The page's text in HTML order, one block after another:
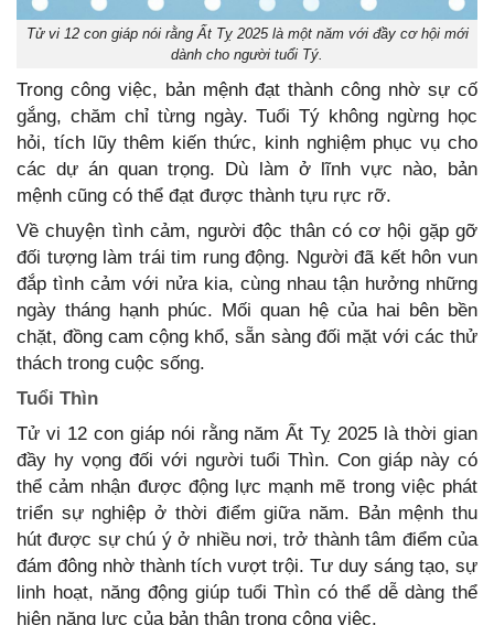
Tử vi 12 con giáp nói rằng Ất Tỵ 2025 là một năm với đầy cơ hội mới
dành cho người tuổi Tý.
Trong công việc, bản mệnh đạt thành công nhờ sự cố
gắng, chăm chỉ từng ngày. Tuổi Tý không ngừng học
hỏi, tích lũy thêm kiến thức, kinh nghiệm phục vụ cho
các dự án quan trọng. Dù làm ở lĩnh vực nào, bản
mệnh cũng có thể đạt được thành tựu rực rỡ.
Về chuyện tình cảm, người độc thân có cơ hội gặp gỡ
đối tượng làm trái tim rung động. Người đã kết hôn vun
đắp tình cảm với nửa kia, cùng nhau tận hưởng những
ngày tháng hạnh phúc. Mối quan hệ của hai bên bền
chặt, đồng cam cộng khổ, sẵn sàng đối mặt với các thử
thách trong cuộc sống.
Tuổi Thìn
Tử vi 12 con giáp nói rằng năm Ất Tỵ 2025 là thời gian
đầy hy vọng đối với người tuổi Thìn. Con giáp này có
thể cảm nhận được động lực mạnh mẽ trong việc phát
triển sự nghiệp ở thời điểm giữa năm. Bản mệnh thu
hút được sự chú ý ở nhiều nơi, trở thành tâm điểm của
đám đông nhờ thành tích vượt trội. Tư duy sáng tạo, sự
linh hoạt, năng động giúp tuổi Thìn có thể dễ dàng thể
hiện năng lực của bản thân trong công việc.